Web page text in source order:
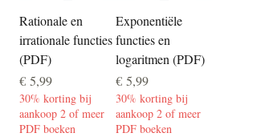
Rationale en
irrationale functies
(PDF)
Prijs
€ 5,99
30% korting bij
aankoop 2 of meer
PDF boeken
Exponentiële
functies en
logaritmen (PDF)
Prijs
€ 5,99
30% korting bij
aankoop 2 of meer
PDF boeken